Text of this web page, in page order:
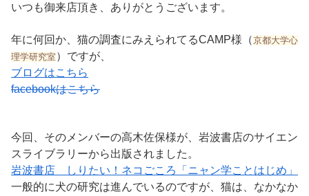
いつも御来店頂き、ありがとうございます。
年に何回か、猫の調査にみえられてるCAMP様（京都大学心
理学研究室 ）ですが、
ブログはこちら
facebookはこちら
今回、そのメンバーの高木佐保様が、岩波書店のサイエン
スライブラリーから出版されました。
岩波書店 しりたい！ネコごころ「ニャン学ことはじめ」
一般的に犬の研究は進んでいるのですが、猫は、なかなか